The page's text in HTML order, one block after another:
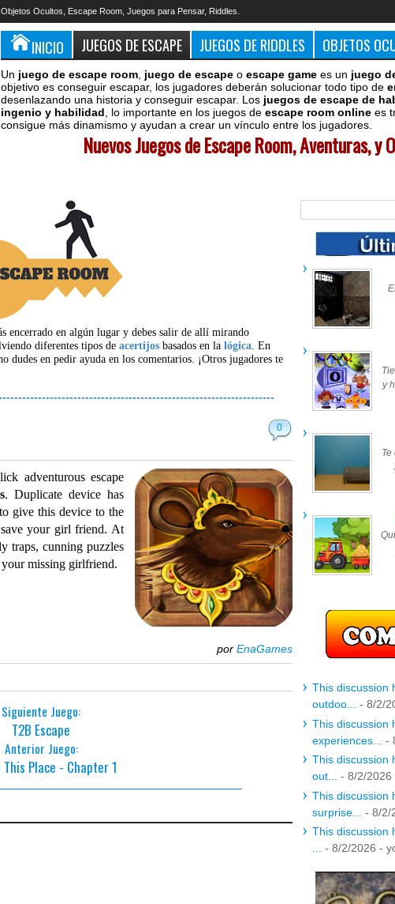
Ocultos, Escape Room, Juegos para Pensar, Riddles.
INICIO JUEGOS DE ESCAPE JUEGOS DE RIDDLES OBJETOS
Un juego de escape room juego de escape o escape game es un juego
objetivo es conseguir escapar, los jugadores deberán solucionar todo tipo de
desenlazando una historia y conseguir escapar. Los juegos de escape de
ingenio y habilidad , lo importante en los juegos de escape room online es
consigue más dinamismo y ayudan a crear un vínculo entre los jugadores.
Nuevos Juegos de Escape Room, Aventuras,
encerrado en algún lugar y debes salir de allí mirando
diferentes tipos deacertijos basados en lalógica. En
dudes en pedir ayuda en los comentarios. ¡Otros jugadores te
0
adventurous escape
. Duplicate device has
give this device to the
your girl friend. At
traps, cunning puzzles
missing girlfriend.
por EnaGames
Siguiente Juego:
T2B Escape
Anterior Juego:
This Place - Chapter 1
y
This discussion
outdoo...
- 8/2/
This discussion
experiences...
-
This discussion
out...
- 8/2/2026
This discussion
surprise...
- 8/2/
This discussion
- 8/2/2026 -